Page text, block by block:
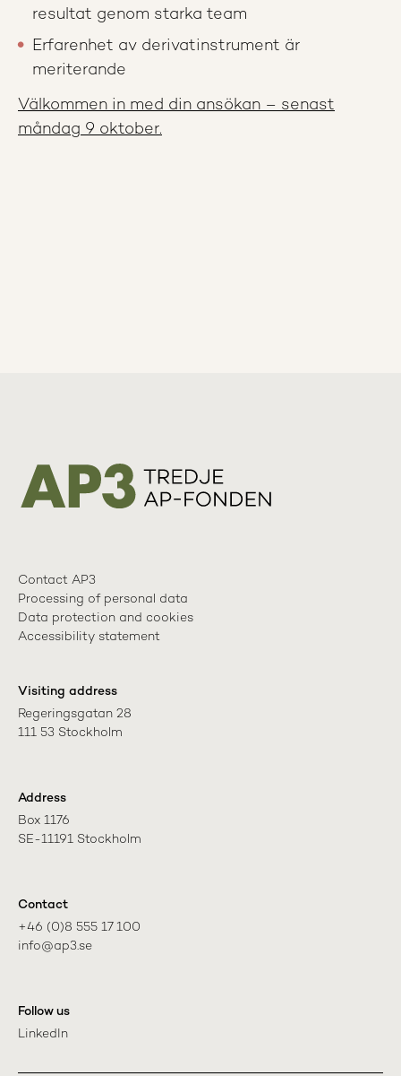
resultat genom starka team
Erfarenhet av derivatinstrument är
meriterande
Välkommen in med din ansökan – senast
måndag 9 oktober.
Contact AP3
Processing of personal data
Data protection and cookies
Accessibility statement
Visiting address
Regeringsgatan 28
111 53 Stockholm
Address
Box 1176
SE-11191 Stockholm
Contact
+46 (0)8 555 17 100
info@ap3.se
Follow us
LinkedIn